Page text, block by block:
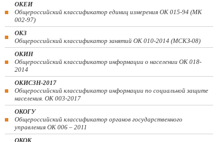
ОКЕИ
Общероссийский классификатор единиц измерения ОК 015-94 (МК
002-97)
ОКЗ
Общероссийский классификатор занятий ОК 010-2014 (МСКЗ-08)
ОКИН
Общероссийский классификатор информации о населении ОК 018-
2014
ОКИСЗН-2017
Общероссийский классификатор информации по социальной защите
населения. ОК 003-2017
ОКОГУ
Общероссийский классификатор органов государственного
управления ОК 006 – 2011
ОКОК